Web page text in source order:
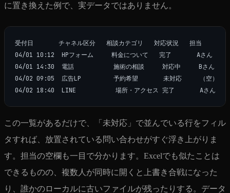
に置き換えた例で、実データではありません。
受付日       チャネル区分   相談カテゴリ   対応状況   担当
04/01 10:12  HPフォーム     料金について   完了       Aさん
04/01 14:30  電話           施術の相談     対応中     Bさん
04/02 09:05  広告LP         予約希望       未対応     （空）
この一覧があるだけで、「未対応」で並んでいる行をフィル
タすれば、放置されている問い合わせがすぐ浮き上がりま
す。担当の空欄も一目で分かります。Excelでも似たことは
できるものの、複数人が同時に開くと上書き合戦になった
り、誰かのローカルに古いファイルが残ったりする。データ